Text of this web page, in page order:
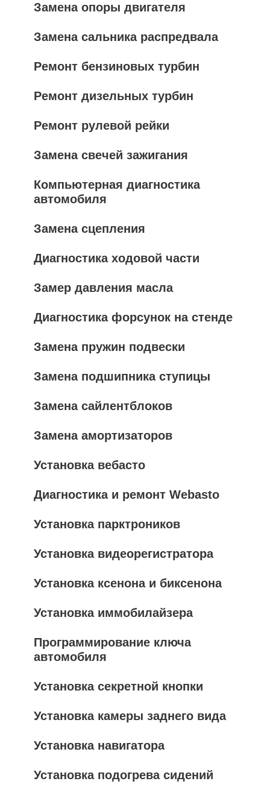
Замена опоры двигателя
Замена сальника распредвала
Ремонт бензиновых турбин
Ремонт дизельных турбин
Ремонт рулевой рейки
Замена свечей зажигания
Компьютерная диагностика
автомобиля
Замена сцепления
Диагностика ходовой части
Замер давления масла
Диагностика форсунок на стенде
Замена пружин подвески
Замена подшипника ступицы
Замена сайлентблоков
Замена амортизаторов
Установка вебасто
Диагностика и ремонт Webasto
Установка парктроников
Установка видеорегистратора
Установка ксенона и биксенона
Установка иммобилайзера
Программирование ключа
автомобиля
Установка секретной кнопки
Установка камеры заднего вида
Установка навигатора
Установка подогрева сидений